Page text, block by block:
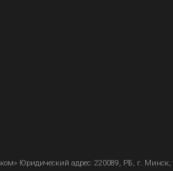
Юридический адрес: 220089, РБ, г.